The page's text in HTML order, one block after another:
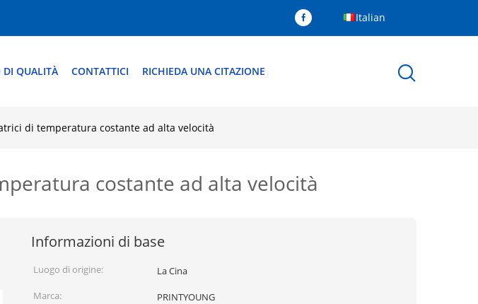
Italian
DI QUALITÀ CONTATTICI RICHIEDA UNA CITAZIONE
di temperatura costante ad alta velocità
costante ad alta velocità
Informazioni di base
Luogo di origine:
La Cina
Marca:
PRINTYOUNG